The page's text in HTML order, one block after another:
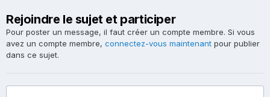
Rejoindre le sujet et participer
Pour poster un message, il faut créer un compte membre. Si vous
avez un compte membre, connectez-vous maintenant pour publier
dans ce sujet.